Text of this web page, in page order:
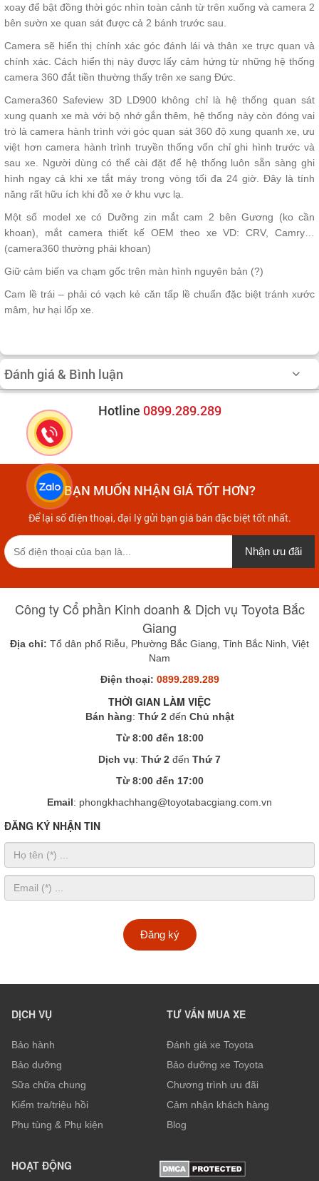
xoay để bật đồng thời góc nhìn toàn cảnh từ trên xuống và camera 2
bên sườn xe quan sát được cả 2 bánh trước sau.
Camera sẽ hiển thị chính xác góc đánh lái và thân xe trực quan và
chính xác. Cách hiển thị này được lấy cảm hứng từ những hệ thống
camera 360 đắt tiền thường thấy trên xe sang Đức.
Camera360 Safeview 3D LD900 không chỉ là hệ thống quan sát
xung quanh xe mà với bộ nhớ gắn thêm, hệ thống này còn đóng vai
trò là camera hành trình với góc quan sát 360 độ xung quanh xe, ưu
việt hơn camera hành trình truyền thống vốn chỉ ghi hình trước và
sau xe. Người dùng có thể cài đặt để hệ thống luôn sẵn sàng ghi
hình ngay cả khi xe tắt máy trong vòng tối đa 24 giờ. Đây là tính
năng rất hữu ích khi đỗ xe ở khu vực lạ.
Một số model xe có Dưỡng zin mắt cam 2 bên Gương (ko cần
khoan), mắt camera thiết kế OEM theo xe VD: CRV, Camry…
(camera360 thường phải khoan)
Giữ cảm biến va chạm gốc trên màn hình nguyên bản (?)
Cam lề trái – phải có vạch kẻ căn tấp lề chuẩn đặc biệt tránh xước
mâm, hư hại lốp xe.
Đánh giá & Bình luận
Hotline 0899.289.289
BẠN MUỐN NHẬN GIÁ TỐT HƠN?
Để lại số điện thoại, đại lý gửi bạn giá bán đặc biệt tốt nhất.
Nhận ưu đãi
Công ty Cổ phần Kinh doanh & Dịch vụ Toyota Bắc
Giang
Địa chỉ: Tổ dân phố Riễu, Phường Bắc Giang, Tỉnh Bắc Ninh, Việt
Nam
Điện thoại: 0899.289.289
THỜI GIAN LÀM VIỆC
Bán hàng: Thứ 2đến Chủ nhật
Từ 8:00 đến 18:00
Dịch vụ: Thứ 2 đến Thứ 7
Từ 8:00 đến 17:00
Email: phongkhachhang@toyotabacgiang.com.vn
ĐĂNG KÝ NHẬN TIN
Đăng ký
DỊCH VỤ
Bảo hành
Bảo dưỡng
Sữa chữa chung
Kiểm tra/triệu hồi
Phụ tùng & Phụ kiện
TƯ VẤN MUA XE
Đánh giá xe Toyota
Bảo dưỡng xe Toyota
Chương trình ưu đãi
Cảm nhận khách hàng
Blog
HOẠT ĐỘNG